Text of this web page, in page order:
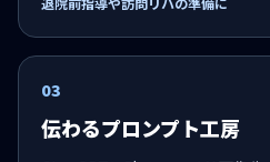
03
伝わるプロンプト工房